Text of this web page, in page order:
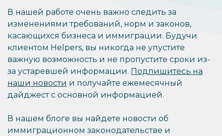
В нашей работе очень важно следить за
изменениями требований, норм и законов,
касающихся бизнеса и иммиграции. Будучи
клиентом Helpers, вы никогда не упустите
важную возможность и не пропустите сроки из-
за устаревшей информации. Подпишитесь на
наши новости и получайте ежемесячный
дайджест с основной информацией.
В нашем блоге вы найдете новости об
иммиграционном законодательстве и